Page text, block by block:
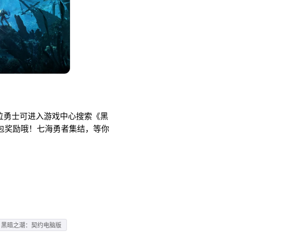
勇士可进入游戏中心搜索《黑
奖励哦！七海勇者集结，等你
黑暗之潮：契约电脑版